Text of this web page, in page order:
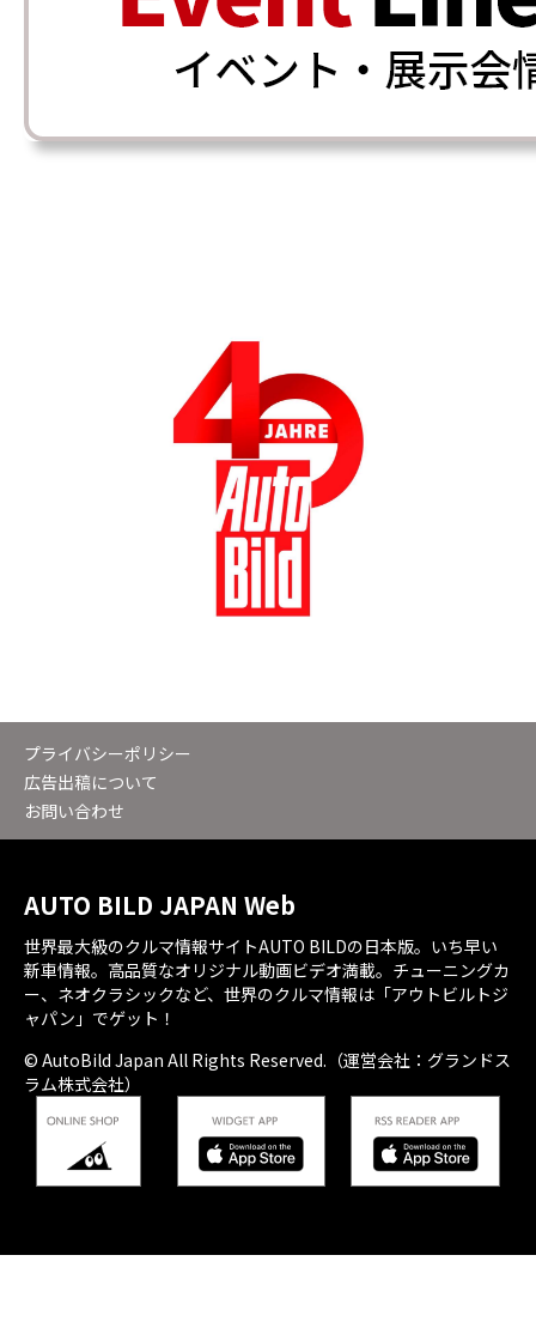
プライバシーポリシー
広告出稿について
お問い合わせ
AUTO BILD JAPAN Web
世界最大級のクルマ情報サイトAUTO BILDの日本版。いち早い
新車情報。高品質なオリジナル動画ビデオ満載。チューニングカ
ー、ネオクラシックなど、世界のクルマ情報は「アウトビルトジ
ャパン」でゲット！
© AutoBild Japan All Rights Reserved.（運営会社：グランドス
ラム株式会社）